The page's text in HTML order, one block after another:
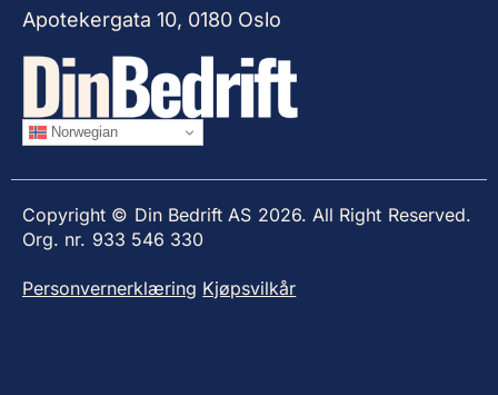
Apotekergata 10, 0180 Oslo
Norwegian
Copyright © Din Bedrift AS 2026. All Right Reserved.
Org. nr. 933 546 330
Personvernerklæring Kjøpsvilkår